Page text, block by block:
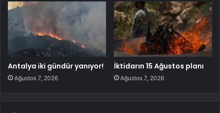
Antalya iki gündür yanıyor!
Ağustos 7, 2026
İktidarın 15 Ağustos planı
Ağustos 7, 2026